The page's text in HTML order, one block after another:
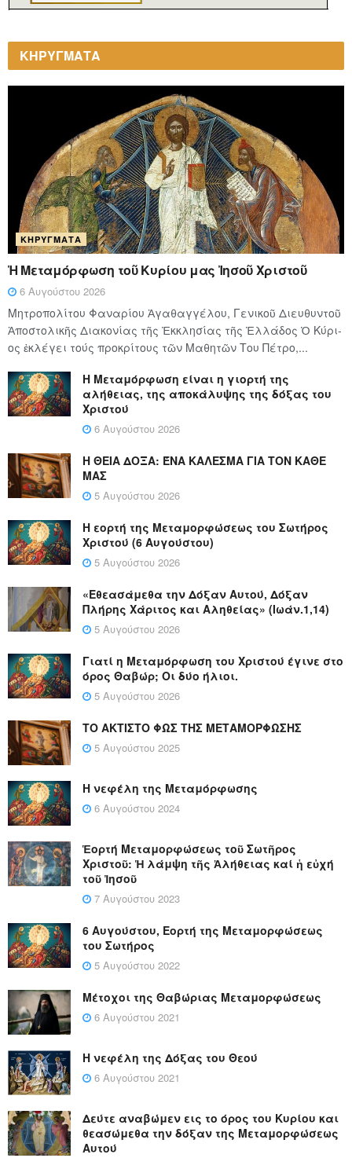
ΚΗΡΥΓΜΑΤΑ
ΚΗΡΎΓΜΑΤΑ
Ἡ Μεταμόρφωση τοῦ Κυρίου μας Ἰησοῦ Χριστοῦ
6 Αυγούστου 2026
Μητροπολίτου Φαναρίου Ἀγαθαγγέλου, Γενικοῦ Διευθυντοῦ
Ἀποστολικῆς Διακονίας τῆς Ἐκκλησίας τῆς Ἑλλάδος Ὁ Κύ­ρι­
ος ἐκλέγει τούς προ­κρί­τους τῶν Μα­θη­τῶν Του Πέ­τρο,...
Η Μεταμόρφωση είναι η γιορτή της
αλήθειας, της αποκάλυψης της δόξας του
Χριστού
6 Αυγούστου 2026
Η ΘΕΙΑ ΔΟΞΑ: ΈΝΑ ΚΑΛΕΣΜΑ ΓΙΑ ΤΟΝ ΚΑΘΕ
ΜΑΣ
5 Αυγούστου 2026
Η εορτή της Μεταμορφώσεως του Σωτήρος
Χριστού (6 Αυγούστου)
5 Αυγούστου 2026
«Εθεασάμεθα την Δόξαν Αυτού, Δόξαν
Πλήρης Χάριτος και Αληθείας» (Ιωάν.1,14)
5 Αυγούστου 2026
Γιατί η Μεταμόρφωση του Χριστού έγινε στο
όρος Θαβώρ; Οι δύο ήλιοι.
5 Αυγούστου 2026
ΤΟ ΑΚΤΙΣΤΟ ΦΩΣ ΤΗΣ ΜΕΤΑΜΟΡΦΩΣΗΣ
5 Αυγούστου 2025
Η νεφέλη της Μεταμόρφωσης
6 Αυγούστου 2024
Ἑορτή Μεταμορφώσεως τοῦ Σωτῆρος
Χριστοῦ: Ἡ λάμψη τῆς Ἀλήθειας καί ἡ εὐχή
τοῦ Ἰησοῦ
7 Αυγούστου 2023
6 Αυγούστου, Εορτή της Μεταμορφώσεως
του Σωτήρος
5 Αυγούστου 2022
Μέτοχοι της Θαβώριας Μεταμορφώσεως
6 Αυγούστου 2021
Η νεφέλη της Δόξας του Θεού
6 Αυγούστου 2021
Δεύτε αναβώμεν εις το όρος του Κυρίου και
θεασώμεθα την δόξαν της Μεταμορφώσεως
Αυτού